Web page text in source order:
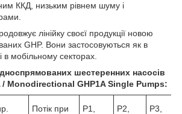
ККД, низьким рівнем шуму і
лінійку своєї продукції новою
GHP. Вони застосовуються як в
в мобільному секторах.
шестеренних насосів
/ Monodirectional GHP1A Single Pumps:
Потік при
Р1,
Р2,
Р3,